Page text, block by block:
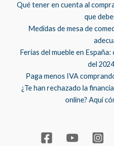
Qué tener en cuenta al
que
Medidas de mesa de
Ferias del mueble en
del
Paga menos IVA
¿Te han rechazado la
online? Aquí